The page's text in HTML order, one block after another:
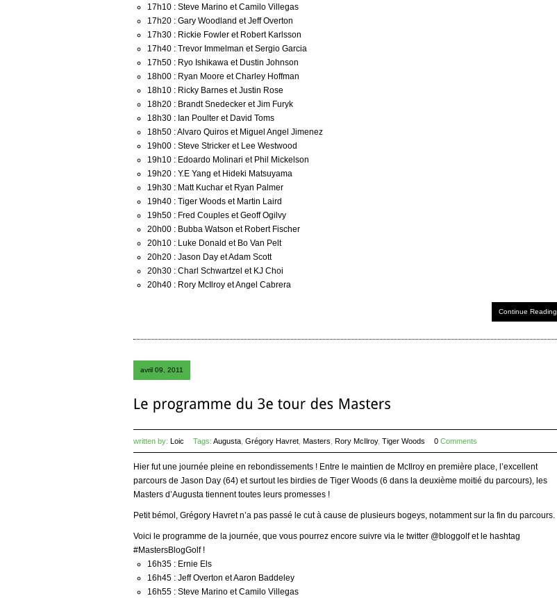
17h10 : Steve Marino et Camilo Villegas
17h20 : Gary Woodland et Jeff Overton
17h30 : Rickie Fowler et Robert Karlsson
17h40 : Trevor Immelman et Sergio Garcia
17h50 : Ryo Ishikawa et Dustin Johnson
18h00 : Ryan Moore et Charley Hoffman
18h10 : Ricky Barnes et Justin Rose
18h20 : Brandt Snedecker et Jim Furyk
18h30 : Ian Poulter et David Toms
18h50 : Alvaro Quiros et Miguel Angel Jimenez
19h00 : Steve Stricker et Lee Westwood
19h10 : Edoardo Molinari et Phil Mickelson
19h20 : Y.E Yang et Hideki Matsuyama
19h30 : Matt Kuchar et Ryan Palmer
19h40 : Tiger Woods et Martin Laird
19h50 : Fred Couples et Geoff Ogilvy
20h00 : Bubba Watson et Robert Fischer
20h10 : Luke Donald et Bo Van Pelt
20h20 : Jason Day et Adam Scott
20h30 : Charl Schwartzel et KJ Choi
20h40 : Rory McIlroy et Angel Cabrera
Continue Reading
avril 09, 2011
written by: Loic Tags: Augusta Grégory Havret Masters Rory McIlroy, Tiger Woods 0 Comments
Hier fut une journée pleine en rebondissements ! Entre le maintien de McIlroy en première place, l’excellent
parcours de Jason Day (64) et surtout les birdies de Tiger Woods (6 dans la deuxième moitié du parcours), les
Masters d’Augusta tiennent toutes leurs promesses !
Petit bémol, Grégory Havret n’a pas passé le cut à cause de plusieurs bogeys, notamment sur la fin du parcours.
Voici le programme de la journée, que vous pourrez encore suivre via le twitter @bloggolf et le hashtag
#MastersBlogGolf !
16h35 : Ernie Els
16h45 : Jeff Overton et Aaron Baddeley
16h55 : Steve Marino et Camilo Villegas